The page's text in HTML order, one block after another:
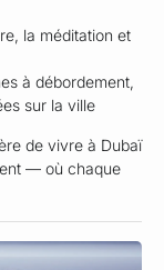
la méditation et
à débordement,
sur la ville
de vivre à Dubaï
— où chaque